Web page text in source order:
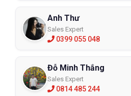
Anh Thư
Sales Expert
0399 055 048
Đỗ Minh Thắng
Sales Expert
0814 485 244